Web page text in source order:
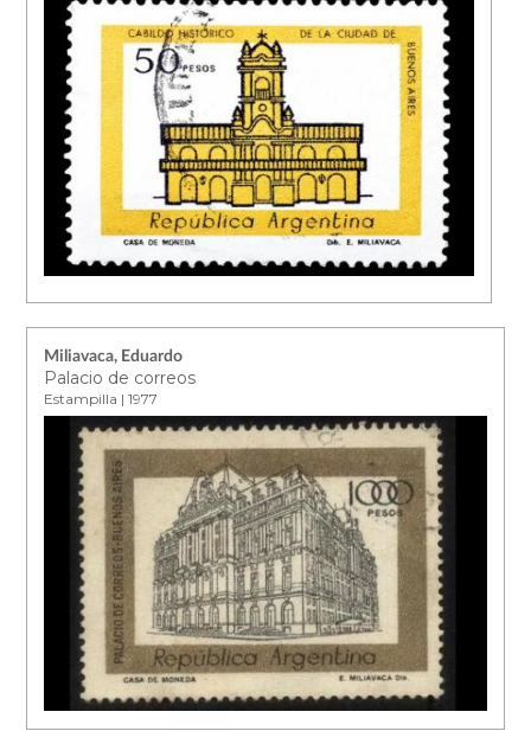
Miliavaca, Eduardo
Palacio de correos
Estampilla | 1977